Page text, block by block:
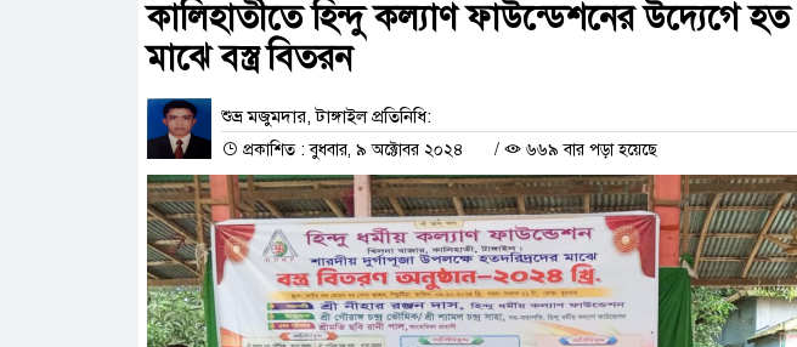
কালিহাতীতে হিন্দু কল্যাণ ফাউন্ডেশনের উদ্যেগে হত
মাঝে বস্ত্র বিতরন
শুভ্র মজুমদার, টাঙ্গাইল প্রতিনিধি:
প্রকাশিত : বুধবার, ৯ অক্টোবর ২০২৪ / ৬৬৯ বার পড়া হয়েছে